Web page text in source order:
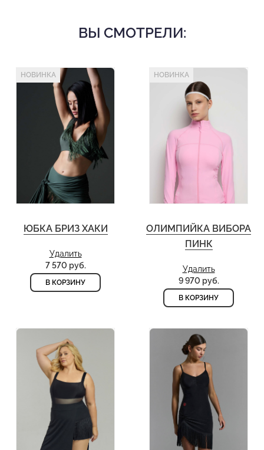
ВЫ СМОТРЕЛИ:
НОВИНКА
ЮБКА БРИЗ ХАКИ
Удалить
7 570 руб.
В КОРЗИНУ
НОВИНКА
ОЛИМПИЙКА ВИБОРА
ПИНК
Удалить
9 970 руб.
В КОРЗИНУ